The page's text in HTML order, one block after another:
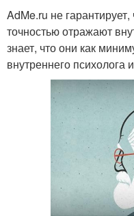
AdMe.ru не
точностью отражают
знает, что они как
внутреннего психолога